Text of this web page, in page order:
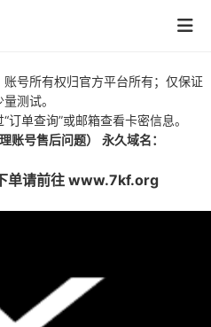
号所有权归官方平台所有；仅保证
测试。
订单查询”或邮箱查看卡密信息。
账号售后问题）
永久域名：
单请前往 www.7kf.org